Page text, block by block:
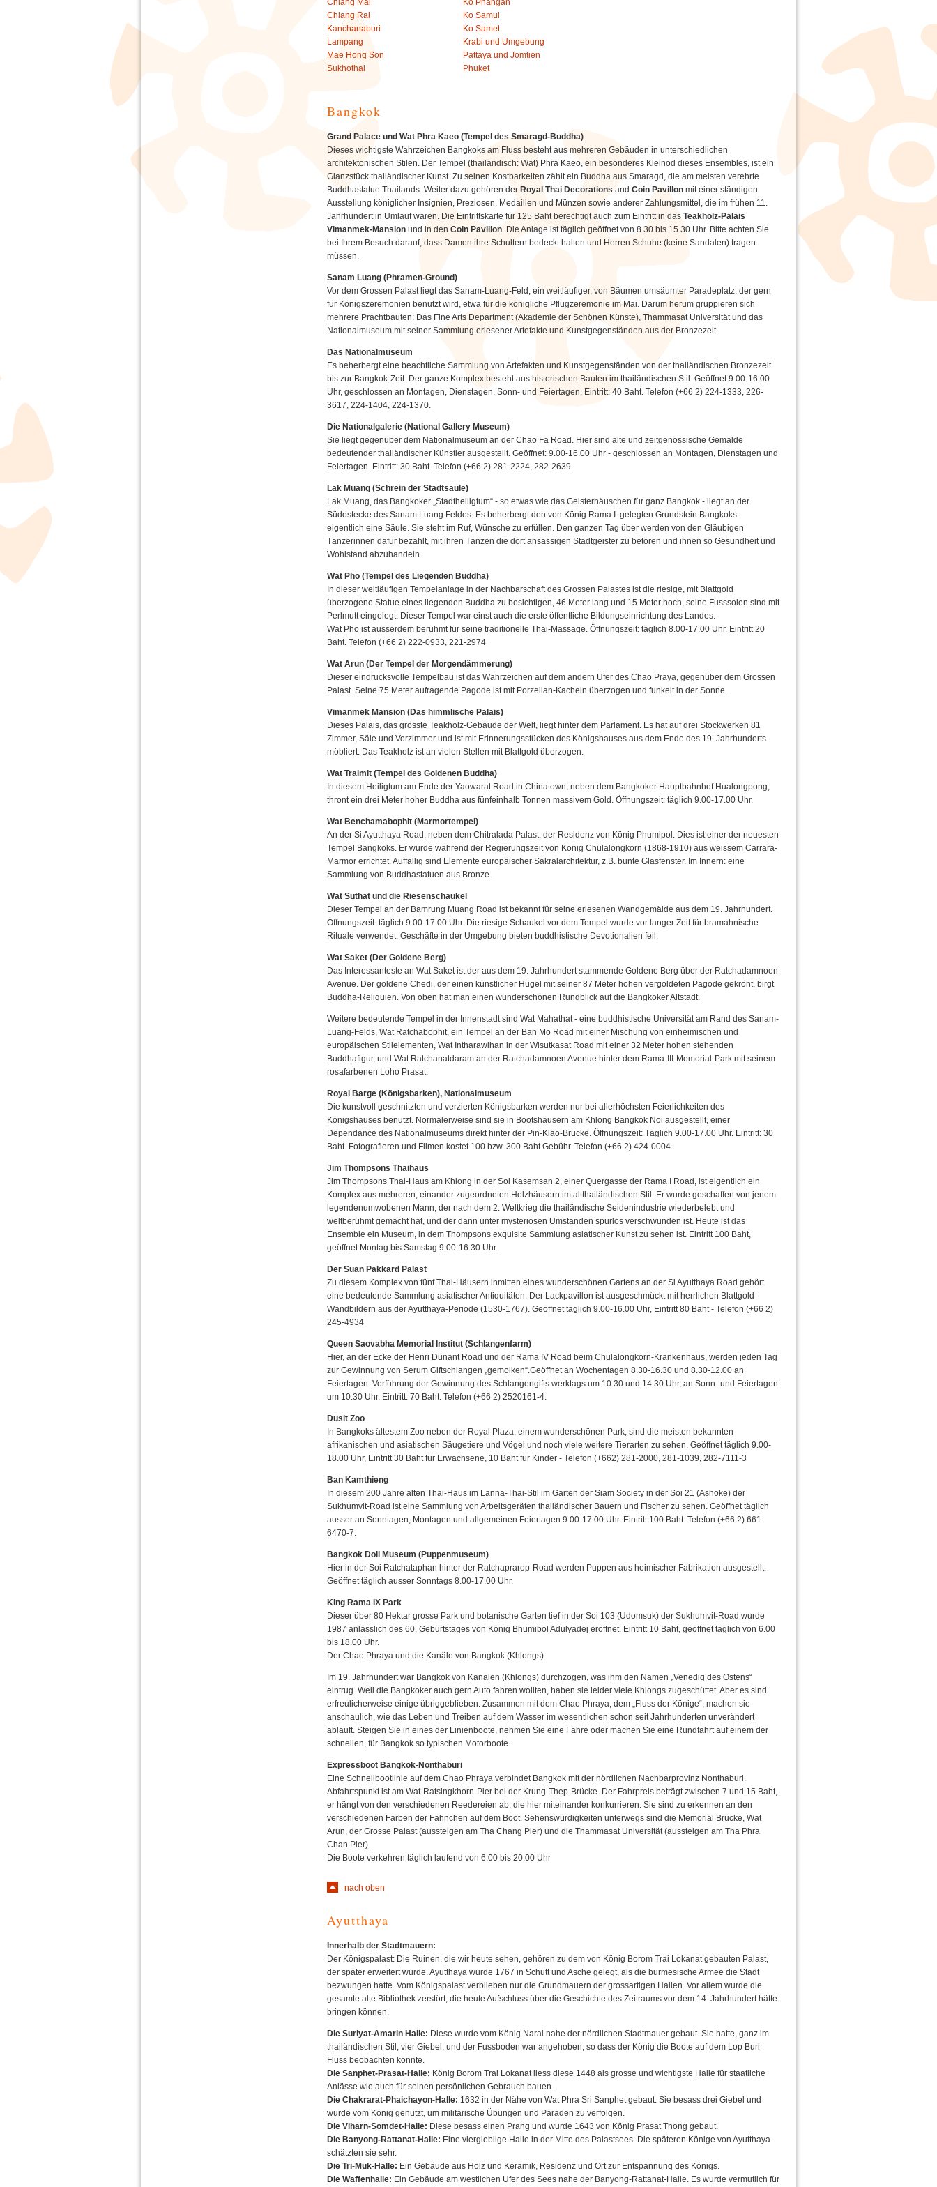
Chiang Mai
Chiang Rai
Kanchanaburi
Lampang
Mae Hong Son
Sukhothai
Ko Phangan
Ko Samui
Ko Samet
Krabi und Umgebung
Pattaya und Jomtien
Phuket
Bangkok
Grand Palace und Wat Phra Kaeo (Tempel des Smaragd-Buddha)
Dieses wichtigste Wahrzeichen Bangkoks am Fluss besteht aus mehreren Gebäuden in unterschiedlichen
architektonischen Stilen. Der Tempel (thailändisch: Wat) Phra Kaeo, ein besonderes Kleinod dieses Ensembles, ist ein
Glanzstück thailändischer Kunst. Zu seinen Kostbarkeiten zählt ein Buddha aus Smaragd, die am meisten verehrte
Buddhastatue Thailands. Weiter dazu gehören der Royal Thai Decorations and Coin Pavillon mit einer ständigen
Ausstellung königlicher Insignien, Preziosen, Medaillen und Münzen sowie anderer Zahlungsmittel, die im frühen 11.
Jahrhundert in Umlauf waren. Die Eintrittskarte für 125 Baht berechtigt auch zum Eintritt in das Teakholz-Palais
Vimanmek-Mansion und in den Coin Pavillon. Die Anlage ist täglich geöffnet von 8.30 bis 15.30 Uhr. Bitte achten Sie
bei Ihrem Besuch darauf, dass Damen ihre Schultern bedeckt halten und Herren Schuhe (keine Sandalen) tragen
müssen.
Sanam Luang (Phramen-Ground)
Vor dem Grossen Palast liegt das Sanam-Luang-Feld, ein weitläufiger, von Bäumen umsäumter Paradeplatz, der gern
für Königszeremonien benutzt wird, etwa für die königliche Pflugzeremonie im Mai. Darum herum gruppieren sich
mehrere Prachtbauten: Das Fine Arts Department (Akademie der Schönen Künste), Thammasat Universität und das
Nationalmuseum mit seiner Sammlung erlesener Artefakte und Kunstgegenständen aus der Bronzezeit.
Das Nationalmuseum
Es beherbergt eine beachtliche Sammlung von Artefakten und Kunstgegenständen von der thailändischen Bronzezeit
bis zur Bangkok-Zeit. Der ganze Komplex besteht aus historischen Bauten im thailändischen Stil. Geöffnet 9.00-16.00
Uhr, geschlossen an Montagen, Dienstagen, Sonn- und Feiertagen. Eintritt: 40 Baht. Telefon (+66 2) 224-1333, 226-
3617, 224-1404, 224-1370.
Die Nationalgalerie (National Gallery Museum)
Sie liegt gegenüber dem Nationalmuseum an der Chao Fa Road. Hier sind alte und zeitgenössische Gemälde
bedeutender thailändischer Künstler ausgestellt. Geöffnet: 9.00-16.00 Uhr - geschlossen an Montagen, Dienstagen und
Feiertagen. Eintritt: 30 Baht. Telefon (+66 2) 281-2224, 282-2639.
Lak Muang (Schrein der Stadtsäule)
Lak Muang, das Bangkoker „Stadtheiligtum“ - so etwas wie das Geisterhäuschen für ganz Bangkok - liegt an der
Südostecke des Sanam Luang Feldes. Es beherbergt den von König Rama I. gelegten Grundstein Bangkoks -
eigentlich eine Säule. Sie steht im Ruf, Wünsche zu erfüllen. Den ganzen Tag über werden von den Gläubigen
Tänzerinnen dafür bezahlt, mit ihren Tänzen die dort ansässigen Stadtgeister zu betören und ihnen so Gesundheit und
Wohlstand abzuhandeln.
Wat Pho (Tempel des Liegenden Buddha)
In dieser weitläufigen Tempelanlage in der Nachbarschaft des Grossen Palastes ist die riesige, mit Blattgold
überzogene Statue eines liegenden Buddha zu besichtigen, 46 Meter lang und 15 Meter hoch, seine Fusssolen sind mit
Perlmutt eingelegt. Dieser Tempel war einst auch die erste öffentliche Bildungseinrichtung des Landes.
Wat Pho ist ausserdem berühmt für seine traditionelle Thai-Massage. Öffnungszeit: täglich 8.00-17.00 Uhr. Eintritt 20
Baht. Telefon (+66 2) 222-0933, 221-2974
Wat Arun (Der Tempel der Morgendämmerung)
Dieser eindrucksvolle Tempelbau ist das Wahrzeichen auf dem andern Ufer des Chao Praya, gegenüber dem Grossen
Palast. Seine 75 Meter aufragende Pagode ist mit Porzellan-Kacheln überzogen und funkelt in der Sonne.
Vimanmek Mansion (Das himmlische Palais)
Dieses Palais, das grösste Teakholz-Gebäude der Welt, liegt hinter dem Parlament. Es hat auf drei Stockwerken 81
Zimmer, Säle und Vorzimmer und ist mit Erinnerungsstücken des Königshauses aus dem Ende des 19. Jahrhunderts
möbliert. Das Teakholz ist an vielen Stellen mit Blattgold überzogen.
Wat Traimit (Tempel des Goldenen Buddha)
In diesem Heiligtum am Ende der Yaowarat Road in Chinatown, neben dem Bangkoker Hauptbahnhof Hualongpong,
thront ein drei Meter hoher Buddha aus fünfeinhalb Tonnen massivem Gold. Öffnungszeit: täglich 9.00-17.00 Uhr.
Wat Benchamabophit (Marmortempel)
An der Si Ayutthaya Road, neben dem Chitralada Palast, der Residenz von König Phumipol. Dies ist einer der neuesten
Tempel Bangkoks. Er wurde während der Regierungszeit von König Chulalongkorn (1868-1910) aus weissem Carrara-
Marmor errichtet. Auffällig sind Elemente europäischer Sakralarchitektur, z.B. bunte Glasfenster. Im Innern: eine
Sammlung von Buddhastatuen aus Bronze.
Wat Suthat und die Riesenschaukel
Dieser Tempel an der Bamrung Muang Road ist bekannt für seine erlesenen Wandgemälde aus dem 19. Jahrhundert.
Öffnungszeit: täglich 9.00-17.00 Uhr. Die riesige Schaukel vor dem Tempel wurde vor langer Zeit für bramahnische
Rituale verwendet. Geschäfte in der Umgebung bieten buddhistische Devotionalien feil.
Wat Saket (Der Goldene Berg)
Das Interessanteste an Wat Saket ist der aus dem 19. Jahrhundert stammende Goldene Berg über der Ratchadamnoen
Avenue. Der goldene Chedi, der einen künstlicher Hügel mit seiner 87 Meter hohen vergoldeten Pagode gekrönt, birgt
Buddha-Reliquien. Von oben hat man einen wunderschönen Rundblick auf die Bangkoker Altstadt.
Weitere bedeutende Tempel in der Innenstadt sind Wat Mahathat - eine buddhistische Universität am Rand des Sanam-
Luang-Felds, Wat Ratchabophit, ein Tempel an der Ban Mo Road mit einer Mischung von einheimischen und
europäischen Stilelementen, Wat Intharawihan in der Wisutkasat Road mit einer 32 Meter hohen stehenden
Buddhafigur, und Wat Ratchanatdaram an der Ratchadamnoen Avenue hinter dem Rama-III-Memorial-Park mit seinem
rosafarbenen Loho Prasat.
Royal Barge (Königsbarken), Nationalmuseum
Die kunstvoll geschnitzten und verzierten Königsbarken werden nur bei allerhöchsten Feierlichkeiten des
Königshauses benutzt. Normalerweise sind sie in Bootshäusern am Khlong Bangkok Noi ausgestellt, einer
Dependance des Nationalmuseums direkt hinter der Pin-Klao-Brücke. Öffnungszeit: Täglich 9.00-17.00 Uhr. Eintritt: 30
Baht. Fotografieren und Filmen kostet 100 bzw. 300 Baht Gebühr. Telefon (+66 2) 424-0004.
Jim Thompsons Thaihaus
Jim Thompsons Thai-Haus am Khlong in der Soi Kasemsan 2, einer Quergasse der Rama I Road, ist eigentlich ein
Komplex aus mehreren, einander zugeordneten Holzhäusern im altthailändischen Stil. Er wurde geschaffen von jenem
legendenumwobenen Mann, der nach dem 2. Weltkrieg die thailändische Seidenindustrie wiederbelebt und
weltberühmt gemacht hat, und der dann unter mysteriösen Umständen spurlos verschwunden ist. Heute ist das
Ensemble ein Museum, in dem Thompsons exquisite Sammlung asiatischer Kunst zu sehen ist. Eintritt 100 Baht,
geöffnet Montag bis Samstag 9.00-16.30 Uhr.
Der Suan Pakkard Palast
Zu diesem Komplex von fünf Thai-Häusern inmitten eines wunderschönen Gartens an der Si Ayutthaya Road gehört
eine bedeutende Sammlung asiatischer Antiquitäten. Der Lackpavillon ist ausgeschmückt mit herrlichen Blattgold-
Wandbildern aus der Ayutthaya-Periode (1530-1767). Geöffnet täglich 9.00-16.00 Uhr, Eintritt 80 Baht - Telefon (+66 2)
245-4934
Queen Saovabha Memorial Institut (Schlangenfarm)
Hier, an der Ecke der Henri Dunant Road und der Rama IV Road beim Chulalongkorn-Krankenhaus, werden jeden Tag
zur Gewinnung von Serum Giftschlangen „gemolken“.Geöffnet an Wochentagen 8.30-16.30 und 8.30-12.00 an
Feiertagen. Vorführung der Gewinnung des Schlangengifts werktags um 10.30 und 14.30 Uhr, an Sonn- und Feiertagen
um 10.30 Uhr. Eintritt: 70 Baht. Telefon (+66 2) 2520161-4.
Dusit Zoo
In Bangkoks ältestem Zoo neben der Royal Plaza, einem wunderschönen Park, sind die meisten bekannten
afrikanischen und asiatischen Säugetiere und Vögel und noch viele weitere Tierarten zu sehen. Geöffnet täglich 9.00-
18.00 Uhr, Eintritt 30 Baht für Erwachsene, 10 Baht für Kinder - Telefon (+662) 281-2000, 281-1039, 282-7111-3
Ban Kamthieng
In diesem 200 Jahre alten Thai-Haus im Lanna-Thai-Stil im Garten der Siam Society in der Soi 21 (Ashoke) der
Sukhumvit-Road ist eine Sammlung von Arbeitsgeräten thailändischer Bauern und Fischer zu sehen. Geöffnet täglich
ausser an Sonntagen, Montagen und allgemeinen Feiertagen 9.00-17.00 Uhr. Eintritt 100 Baht. Telefon (+66 2) 661-
6470-7.
Bangkok Doll Museum (Puppenmuseum)
Hier in der Soi Ratchataphan hinter der Ratchaprarop-Road werden Puppen aus heimischer Fabrikation ausgestellt.
Geöffnet täglich ausser Sonntags 8.00-17.00 Uhr.
King Rama IX Park
Dieser über 80 Hektar grosse Park und botanische Garten tief in der Soi 103 (Udomsuk) der Sukhumvit-Road wurde
1987 anlässlich des 60. Geburtstages von König Bhumibol Adulyadej eröffnet. Eintritt 10 Baht, geöffnet täglich von 6.00
bis 18.00 Uhr.
Der Chao Phraya und die Kanäle von Bangkok (Khlongs)
Im 19. Jahrhundert war Bangkok von Kanälen (Khlongs) durchzogen, was ihm den Namen „Venedig des Ostens“
eintrug. Weil die Bangkoker auch gern Auto fahren wollten, haben sie leider viele Khlongs zugeschüttet. Aber es sind
erfreulicherweise einige übriggeblieben. Zusammen mit dem Chao Phraya, dem „Fluss der Könige“, machen sie
anschaulich, wie das Leben und Treiben auf dem Wasser im wesentlichen schon seit Jahrhunderten unverändert
abläuft. Steigen Sie in eines der Linienboote, nehmen Sie eine Fähre oder machen Sie eine Rundfahrt auf einem der
schnellen, für Bangkok so typischen Motorboote.
Expressboot Bangkok-Nonthaburi
Eine Schnellbootlinie auf dem Chao Phraya verbindet Bangkok mit der nördlichen Nachbarprovinz Nonthaburi.
Abfahrtspunkt ist am Wat-Ratsingkhorn-Pier bei der Krung-Thep-Brücke. Der Fahrpreis beträgt zwischen 7 und 15 Baht,
er hängt von den verschiedenen Reedereien ab, die hier miteinander konkurrieren. Sie sind zu erkennen an den
verschiedenen Farben der Fähnchen auf dem Boot. Sehenswürdigkeiten unterwegs sind die Memorial Brücke, Wat
Arun, der Grosse Palast (aussteigen am Tha Chang Pier) und die Thammasat Universität (aussteigen am Tha Phra
Chan Pier).
Die Boote verkehren täglich laufend von 6.00 bis 20.00 Uhr
nach oben
Ayutthaya
Innerhalb der Stadtmauern:
Der Königspalast: Die Ruinen, die wir heute sehen, gehören zu dem von König Borom Trai Lokanat gebauten Palast,
der später erweitert wurde. Ayutthaya wurde 1767 in Schutt und Asche gelegt, als die burmesische Armee die Stadt
bezwungen hatte. Vom Königspalast verblieben nur die Grundmauern der grossartigen Hallen. Vor allem wurde die
gesamte alte Bibliothek zerstört, die heute Aufschluss über die Geschichte des Zeitraums vor dem 14. Jahrhundert hätte
bringen können.
Die Suriyat-Amarin Halle: Diese wurde vom König Narai nahe der nördlichen Stadtmauer gebaut. Sie hatte, ganz im
thailändischen Stil, vier Giebel, und der Fussboden war angehoben, so dass der König die Boote auf dem Lop Buri
Fluss beobachten konnte.
Die Sanphet-Prasat-Halle: König Borom Trai Lokanat liess diese 1448 als grosse und wichtigste Halle für staatliche
Anlässe wie auch für seinen persönlichen Gebrauch bauen.
Die Chakrarat-Phaichayon-Halle: 1632 in der Nähe von Wat Phra Sri Sanphet gebaut. Sie besass drei Giebel und
wurde vom König genutzt, um militärische Übungen und Paraden zu verfolgen.
Die Viharn-Somdet-Halle: Diese besass einen Prang und wurde 1643 von König Prasat Thong gebaut.
Die Banyong-Rattanat-Halle: Eine viergieblige Halle in der Mitte des Palastsees. Die späteren Könige von Ayutthaya
schätzten sie sehr.
Die Tri-Muk-Halle: Ein Gebäude aus Holz und Keramik, Residenz und Ort zur Entspannung des Königs.
Die Waffenhalle: Ein Gebäude am westlichen Ufer des Sees nahe der Banyong-Rattanat-Halle. Es wurde vermutlich für